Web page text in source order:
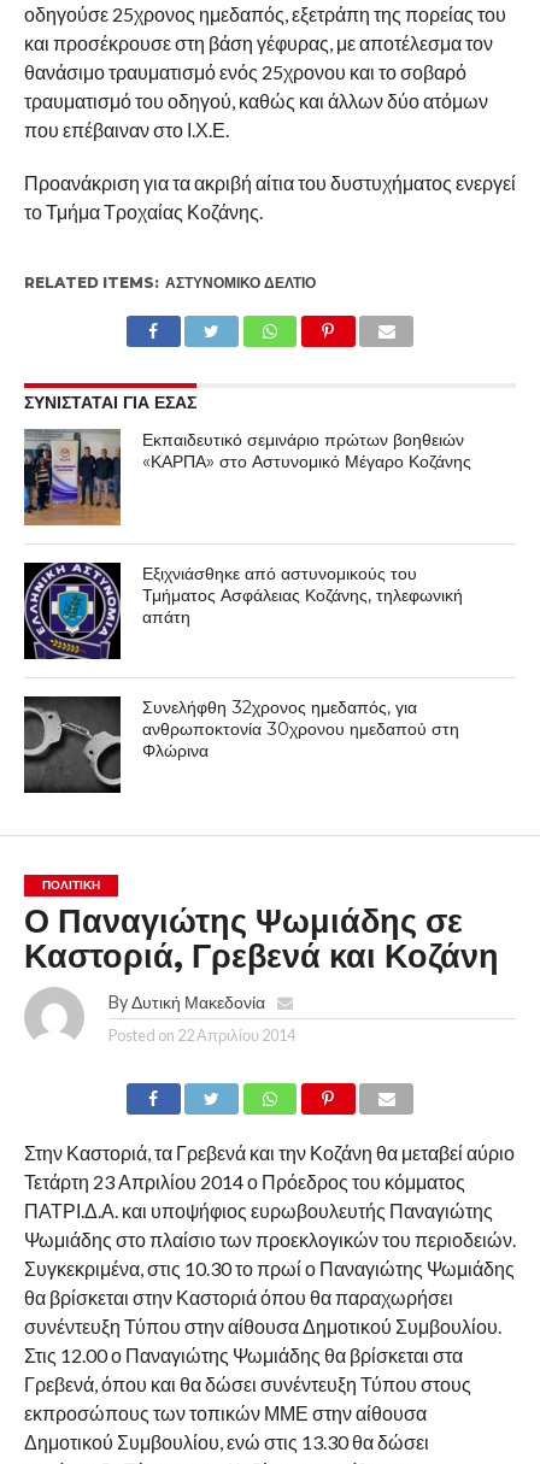
οδηγούσε 25χρονος ημεδαπός, εξετράπη της πορείας του
και προσέκρουσε στη βάση γέφυρας, με αποτέλεσμα τον
θανάσιμο τραυματισμό ενός 25χρονου και το σοβαρό
τραυματισμό του οδηγού, καθώς και άλλων δύο ατόμων
που επέβαιναν στο Ι.Χ.Ε.
Προανάκριση για τα ακριβή αίτια του δυστυχήματος ενεργεί
το Τμήμα Τροχαίας Κοζάνης.
RELATED ITEMS: ΑΣΤΥΝΟΜΙΚΌ ΔΕΛΤΊΟ
ΣΥΝΙΣΤΑΤΑΙ ΓΙΑ ΕΣΑΣ
Εκπαιδευτικό σεμινάριο πρώτων βοηθειών
«ΚΑΡΠΑ» στο Αστυνομικό Μέγαρο Κοζάνης
Εξιχνιάσθηκε από αστυνομικούς του
Τμήματος Ασφάλειας Κοζάνης, τηλεφωνική
απάτη
Συνελήφθη 32χρονος ημεδαπός, για
ανθρωποκτονία 30χρονου ημεδαπού στη
Φλώρινα
ΠΟΛΙΤΙΚΉ
Ο Παναγιώτης Ψωμιάδης σε
Καστοριά, Γρεβενά και Κοζάνη
By Δυτική Μακεδονία
Posted on 22 Απριλίου 2014
Στην Καστοριά, τα Γρεβενά και την Κοζάνη θα μεταβεί αύριο
Τετάρτη 23 Απριλίου 2014 ο Πρόεδρος του κόμματος
ΠΑΤΡΙ.Δ.Α. και υποψήφιος ευρωβουλευτής Παναγιώτης
Ψωμιάδης στο πλαίσιο των προεκλογικών του περιοδειών.
Συγκεκριμένα, στις 10.30 το πρωί ο Παναγιώτης Ψωμιάδης
θα βρίσκεται στην Καστοριά όπου θα παραχωρήσει
συνέντευξη Τύπου στην αίθουσα Δημοτικού Συμβουλίου.
Στις 12.00 ο Παναγιώτης Ψωμιάδης θα βρίσκεται στα
Γρεβενά, όπου και θα δώσει συνέντευξη Τύπου στους
εκπροσώπους των τοπικών ΜΜΕ στην αίθουσα
Δημοτικού Συμβουλίου, ενώ στις 13.30 θα δώσει